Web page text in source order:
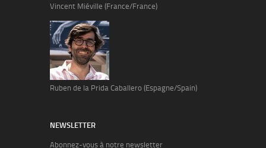
Vincent Miéville (France/France)
Ruben de la Prida Caballero (Espagne/Spain)
NEWSLETTER
Abonnez-vous à notre newsletter